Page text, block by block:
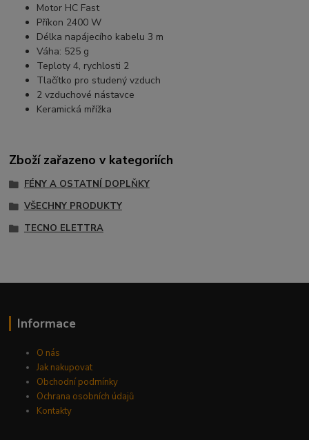
Motor HC Fast
Příkon 2400 W
Délka napájecího kabelu 3 m
Váha: 525 g
Teploty 4, rychlosti 2
Tlačítko pro studený vzduch
2 vzduchové nástavce
Keramická mřížka
Zboží zařazeno v kategoriích
FÉNY A OSTATNÍ DOPLŇKY
VŠECHNY PRODUKTY
TECNO ELETTRA
Informace
O nás
Jak nakupovat
Obchodní podmínky
Ochrana osobních údajů
Kontakty